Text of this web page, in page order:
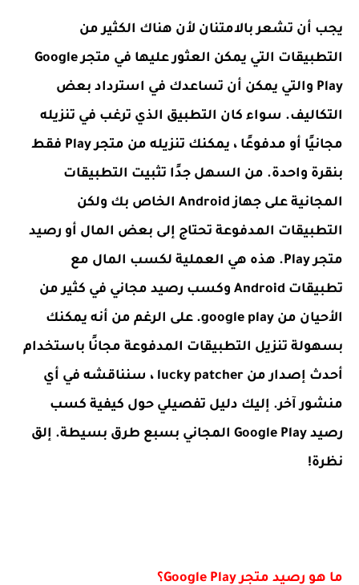
يجب أن تشعر بالامتنان لأن هناك الكثير من
التطبيقات التي يمكن العثور عليها في متجر Google
Play والتي يمكن أن تساعدك في استرداد بعض
التكاليف. سواء كان التطبيق الذي ترغب في تنزيله
مجانيًا أو مدفوعًا ، يمكنك تنزيله من متجر Play فقط
بنقرة واحدة. من السهل جدًا تثبيت التطبيقات
المجانية على جهاز Android الخاص بك ولكن
التطبيقات المدفوعة تحتاج إلى بعض المال أو رصيد
متجر Play. هذه هي العملية لكسب المال مع
تطبيقات Android وكسب رصيد مجاني في كثير من
الأحيان من google play. على الرغم من أنه يمكنك
بسهولة تنزيل التطبيقات المدفوعة مجانًا باستخدام
أحدث إصدار من lucky patcher ، سنناقشه في أي
منشور آخر. إليك دليل تفصيلي حول كيفية كسب
رصيد Google Play المجاني بسبع طرق بسيطة. إلق
نظرة!
ما هو رصيد متجر Google Play؟